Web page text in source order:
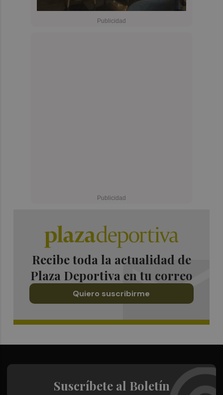
Recibe toda la actualidad de
Plaza Deportiva en tu correo
Quiero suscribirme
Suscríbete al Boletín